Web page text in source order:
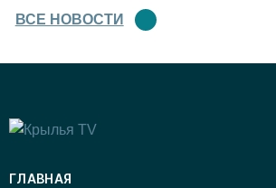
ВСЕ НОВОСТИ
ГЛАВНАЯ